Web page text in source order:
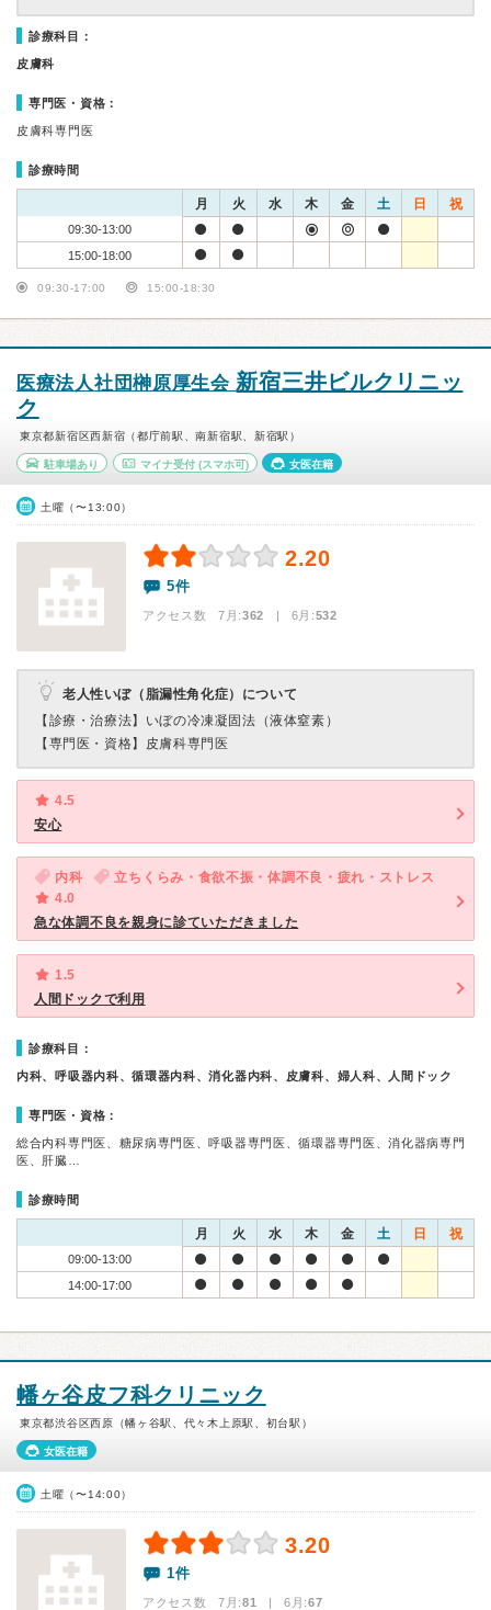
診療科目：
皮膚科
専門医・資格：
皮膚科専門医
診療時間
月 火 水 木 金 土 日 祝
09:30-13:00
15:00-18:00
09:30-17:00 15:00-18:30
医療法人社団榊原厚生会新宿三井ビルクリニッ
ク
東京都新宿区西新宿（都庁前駅、南新宿駅、新宿駅）
駐車場あり マイナ受付(スマホ可) 女医在籍
土曜（〜13:00）
2.20
5件
アクセス数 7月:362 | 6月:532
老人性いぼ（脂漏性角化症）について
【診療・治療法】 いぼの冷凍凝固法（液体窒素）
【専門医・資格】 皮膚科専門医
4.5
安心
内科
立ちくらみ・食欲不振・体調不良・疲れ・ストレス
4.0
急な体調不良を親身に診ていただきました
1.5
人間ドックで利用
診療科目：
内科、呼吸器内科、循環器内科、消化器内科、皮膚科、婦人科、人間ドック
専門医・資格：
総合内科専門医、糖尿病専門医、呼吸器専門医、循環器専門医、消化器病専門
医、肝臓…
診療時間
月 火 水 木 金 土 日 祝
09:00-13:00
14:00-17:00
幡ヶ谷皮フ科クリニック
東京都渋谷区西原（幡ヶ谷駅、代々木上原駅、初台駅）
女医在籍
土曜（〜14:00）
3.20
1件
アクセス数 7月:81 | 6月:67